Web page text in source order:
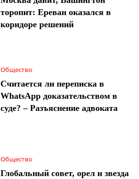
торопит: Ереван оказался в
коридоре решений
Общество
Считается ли переписка в
WhatsApp доказательством в
суде? – Разъяснение адвоката
Общество
Глобальный совет, орел и звезда